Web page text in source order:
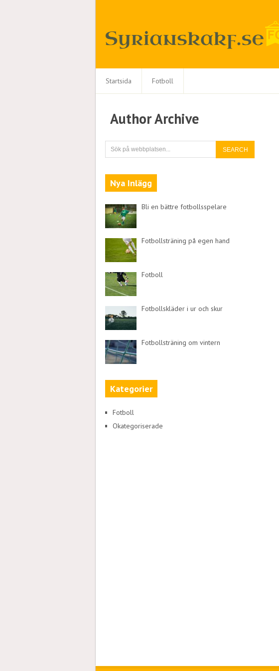
Startsida Fotboll
Author Archive
Nya Inlägg
Bli en bättre fotbollsspelare
Fotbollsträning på egen hand
Fotboll
Fotbollskläder i ur och skur
Fotbollsträning om vintern
Kategorier
Fotboll
Okategoriserade